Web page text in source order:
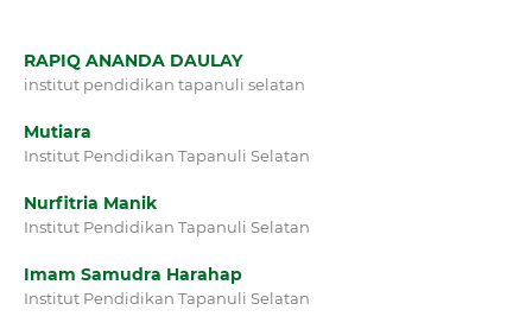
RAPIQ ANANDA DAULAY
institut pendidikan tapanuli selatan
Mutiara
Institut Pendidikan Tapanuli Selatan
Nurfitria Manik
Institut Pendidikan Tapanuli Selatan
Imam Samudra Harahap
Institut Pendidikan Tapanuli Selatan